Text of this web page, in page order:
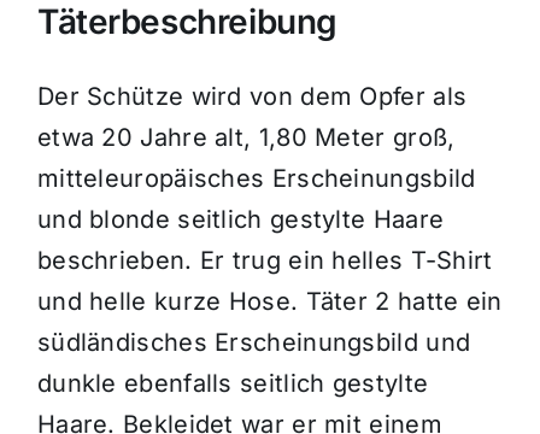
Täterbeschreibung
Der Schütze wird von dem Opfer als
etwa 20 Jahre alt, 1,80 Meter groß,
mitteleuropäisches Erscheinungsbild
und blonde seitlich gestylte Haare
beschrieben. Er trug ein helles T-Shirt
und helle kurze Hose. Täter 2 hatte ein
südländisches Erscheinungsbild und
dunkle ebenfalls seitlich gestylte
Haare. Bekleidet war er mit einem